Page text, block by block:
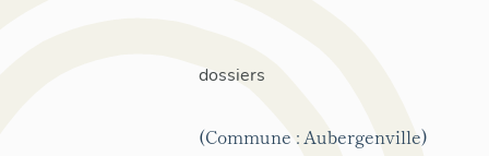
dossiers
(Commune : Aubergenville)